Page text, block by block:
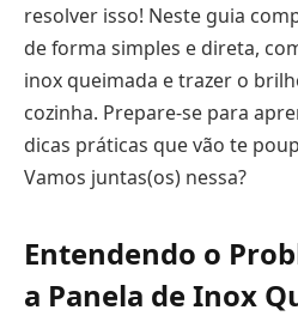
resolver isso! Neste guia
de forma simples e direta,
inox queimada e trazer o
cozinha. Prepare-se para
dicas práticas que vão te
Vamos juntas(os) nessa?
Entendendo o
a Panela de Inox